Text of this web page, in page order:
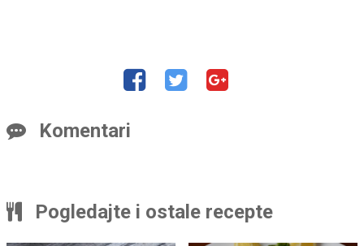
Komentari
Pogledajte i ostale recepte